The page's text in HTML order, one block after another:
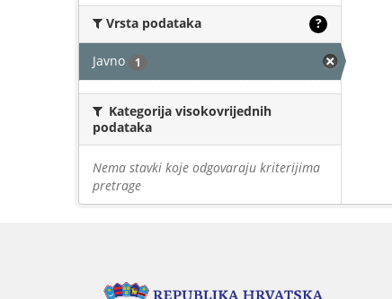
Vrsta podataka ?
Javno 1
Kategorija visokovrijednih
podataka
Nema stavki koje odgovaraju kriterijima
pretrage